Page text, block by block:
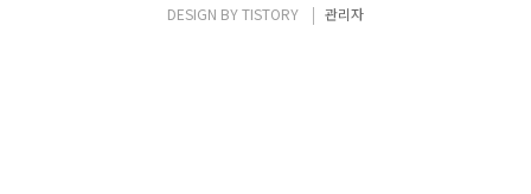
DESIGN BYTISTORY 관리자